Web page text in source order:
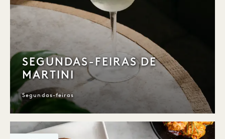
SEGUNDAS-FEIRAS DE
MARTINI
Segundas-feiras